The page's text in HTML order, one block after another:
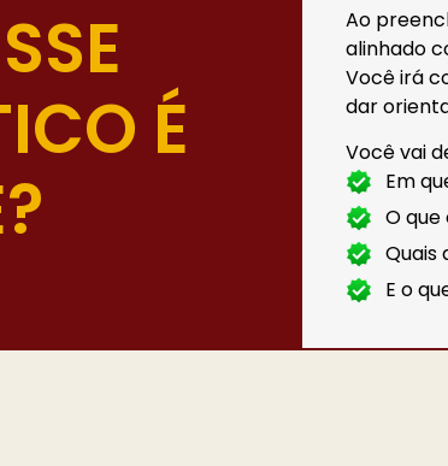
É
Ao
alinhado
Você irá
dar
Você vai
Em
O
Quais
E o